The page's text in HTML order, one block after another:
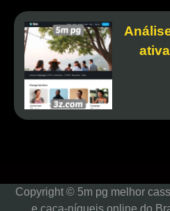
Copyright © 5m pg melhor
e caça-níqueis online do